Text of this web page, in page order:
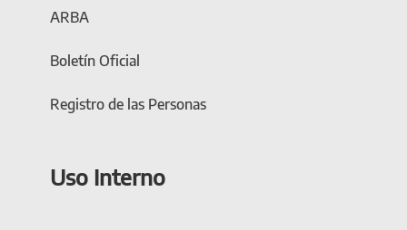
ARBA
Boletín Oficial
Registro de las Personas
Uso Interno